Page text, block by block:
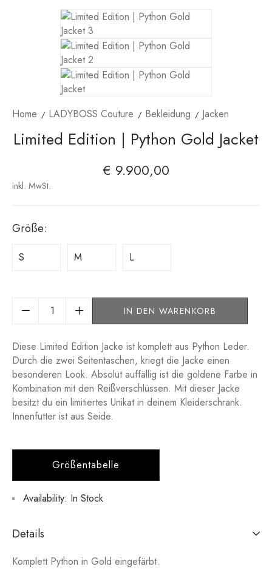
Home LADYBOSS Couture Bekleidung Jacken
Limited Edition | Python Gold Jacket
€ 9.900,00
inkl. MwSt.
Größe:
S M L
IN DEN WARENKORB
Diese Limited Edition Jacke ist komplett aus Python Leder.
Durch die zwei Seitentaschen, kriegt die Jacke einen
besonderen Look. Absolut auffällig ist die goldene Farbe in
Kombination mit den Reißverschlüssen. Mit dieser Jacke
besitzt du ein limitiertes Unikat in deinem Kleiderschrank.
Innenfutter ist aus Seide.
Größentabelle
Availability: In Stock
Details
Komplett Python in Gold eingefärbt.